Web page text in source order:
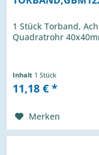
1 Stück Torband,
Quadratrohr
Inhalt 1 Stück
11,18 € *
Merken